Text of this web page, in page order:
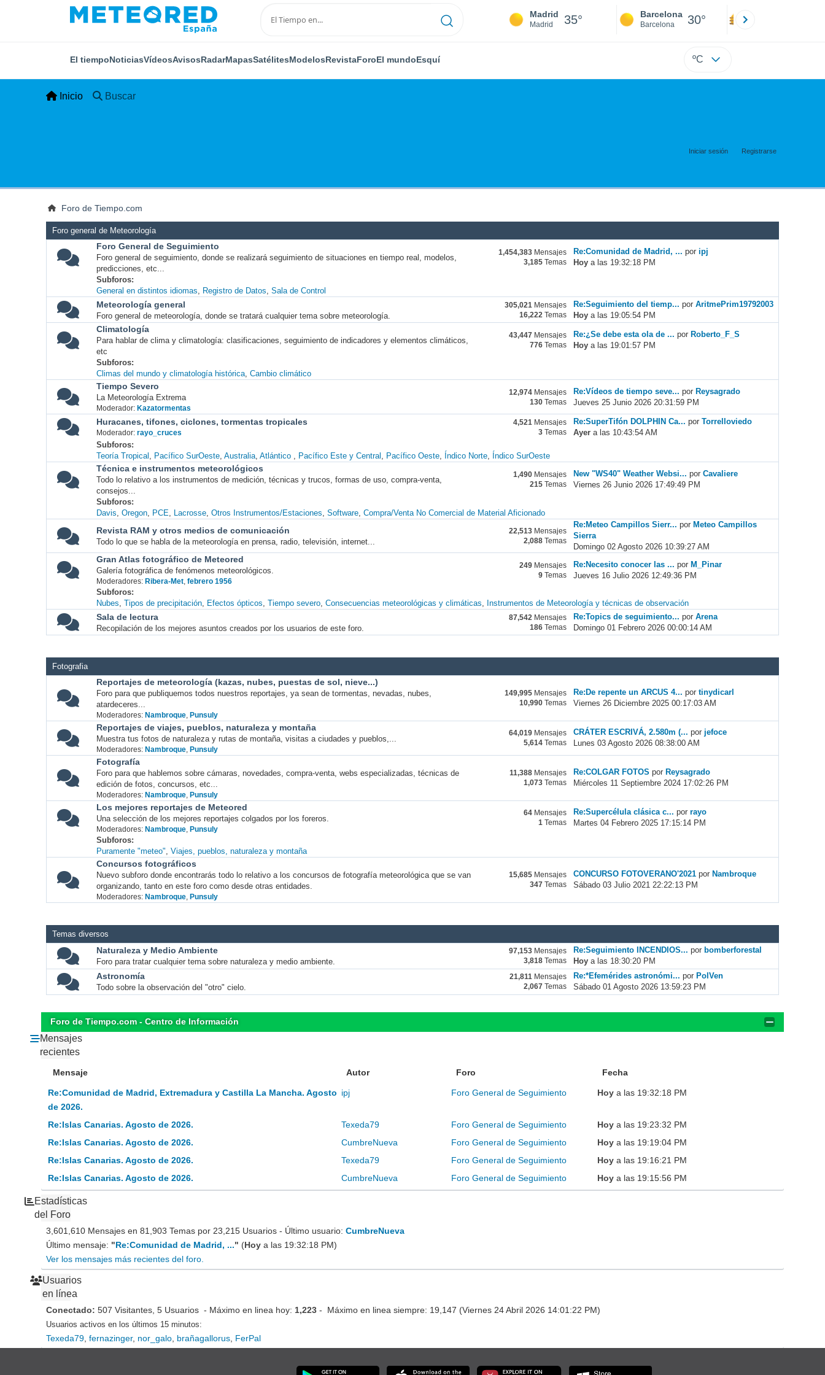
Madrid
Madrid 35° Barcelona
Barcelona 30°
El tiempoNoticiasVídeosAvisosRadarMapasSatélitesModelosRevistaForoEl mundoEsquí ºC
Inicio Buscar
Iniciar sesión Registrarse
Foro de Tiempo.com
Foro general de Meteorología
Foro General de Seguimiento
Foro general de seguimiento, donde se realizará seguimiento de situaciones en tiempo real, modelos,
predicciones, etc...
1,454,383 Mensajes
3,185 Temas
Re:Comunidad de Madrid, ... poripj
Hoy a las 19:32:18 PM
Subforos
General en distintos idiomas
Registro de Datos Sala de Control
Meteorología general
Foro general de meteorología, donde se tratará cualquier tema sobre meteorología.
305,021 Mensajes
16,222 Temas
Re:Seguimiento del tiemp... porAritmePrim19792003
Hoy a las 19:05:54 PM
Climatología
Para hablar de clima y climatología: clasificaciones, seguimiento de indicadores y elementos climáticos,
etc
43,447 Mensajes
776 Temas
Re:¿Se debe esta ola de ... por Roberto_F_S
Hoy a las 19:01:57 PM
Subforos
Climas del mundo y climatología histórica Cambio climático
Tiempo Severo
La Meteorología Extrema
Moderador: Kazatormentas
12,974 Mensajes
130 Temas
Re:Vídeos de tiempo seve... porReysagrado
Jueves 25 Junio 2026 20:31:59 PM
Huracanes, tifones, ciclones, tormentas tropicales
Moderador: rayo_cruces
4,521 Mensajes
3 Temas
Re:SuperTifón DOLPHIN Ca... porTorrelloviedo
Ayer a las 10:43:54 AM
Subforos
Teoría Tropical
Pacífico SurOeste Australia Atlántico Pacífico Este y Central Pacífico Oeste Índico Norte Índico SurOeste
Técnica e instrumentos meteorológicos
Todo lo relativo a los instrumentos de medición, técnicas y trucos, formas de uso, compra-venta,
consejos...
1,490 Mensajes
215 Temas
New "WS40" Weather Websi... porCavaliere
Viernes 26 Junio 2026 17:49:49 PM
Subforos
Davis Oregon PCE Lacrosse Otros Instrumentos/Estaciones Software Compra/Venta No Comercial de Material Aficionado
Revista RAM y otros medios de comunicación
Todo lo que se habla de la meteorología en prensa, radio, televisión, internet...
22,513 Mensajes
2,088 Temas
Re:Meteo Campillos Sierr... por Meteo Campillos
Sierra
Domingo 02 Agosto 2026 10:39:27 AM
Gran Atlas fotográfico de Meteored
Galería fotográfica de fenómenos meteorológicos.
Moderadores: Ribera-Met, febrero 1956
249 Mensajes
9 Temas
Re:Necesito conocer las ... porM_Pinar
Jueves 16 Julio 2026 12:49:36 PM
Subforos
Nubes Tipos de precipitación Efectos ópticos Tiempo severo Consecuencias meteorológicas y climáticas Instrumentos de Meteorología y técnicas de observación
Sala de lectura
Recopilación de los mejores asuntos creados por los usuarios de este foro.
87,542 Mensajes
186 Temas
Re:Topics de seguimiento... porArena
Domingo 01 Febrero 2026 00:00:14 AM
Fotografia
Reportajes de meteorología (kazas, nubes, puestas de sol, nieve...)
Foro para que publiquemos todos nuestros reportajes, ya sean de tormentas, nevadas, nubes,
atardeceres...
Moderadores: Nambroque, Punsuly
149,995 Mensajes
10,990 Temas
Re:De repente un ARCUS 4... portinydicarl
Viernes 26 Diciembre 2025 00:17:03 AM
Reportajes de viajes, pueblos, naturaleza y montaña
Muestra tus fotos de naturaleza y rutas de montaña, visitas a ciudades y pueblos,...
Moderadores: Nambroque, Punsuly
64,019 Mensajes
5,614 Temas
CRÁTER ESCRIVÁ, 2.580m (... por jefoce
Lunes 03 Agosto 2026 08:38:00 AM
Fotografía
Foro para que hablemos sobre cámaras, novedades, compra-venta, webs especializadas, técnicas de
edición de fotos, concursos, etc...
Moderadores: Nambroque, Punsuly
11,388 Mensajes
1,073 Temas
Re:COLGAR FOTOS por Reysagrado
Miércoles 11 Septiembre 2024 17:02:26 PM
Los mejores reportajes de Meteored
Una selección de los mejores reportajes colgados por los foreros.
Moderadores: Nambroque, Punsuly
64 Mensajes
1 Temas
Re:Supercélula clásica c... porrayo
Martes 04 Febrero 2025 17:15:14 PM
Subforos
Puramente "meteo" Viajes, pueblos, naturaleza y montaña
Concursos fotográficos
Nuevo subforo donde encontrarás todo lo relativo a los concursos de fotografía meteorológica que se van
organizando, tanto en este foro como desde otras entidades.
Moderadores: Nambroque, Punsuly
15,685 Mensajes
347
Temas
CONCURSO FOTOVERANO'2021 por Nambroque
Sábado 03 Julio 2021 22:22:13 PM
Temas diversos
Naturaleza y Medio Ambiente
Foro para tratar cualquier tema sobre naturaleza y medio ambiente.
97,153 Mensajes
3,818 Temas
Re:Seguimiento INCENDIOS... por bomberforestal
Hoy a las 18:30:20 PM
Astronomía
Todo sobre la observación del "otro" cielo.
21,811 Mensajes
2,067
Temas
Re:*Efemérides astronómi... por PolVen
Sábado 01 Agosto 2026 13:59:23 PM
Foro de Tiempo.com - Centro de Información
Mensajes
recientes
Mensaje Autor Foro Fecha
Re:Comunidad de Madrid, Extremadura y Castilla La Mancha. Agosto
de 2026.
ipj Foro General de Seguimiento Hoy a las 19:32:18 PM
Re:Islas Canarias. Agosto de 2026. Texeda79 Foro General de Seguimiento Hoy a las 19:23:32 PM
Re:Islas Canarias. Agosto de 2026.
CumbreNueva Foro General de Seguimiento Hoy a las 19:19:04 PM
Re:Islas Canarias. Agosto de 2026.
Texeda79 Foro General de Seguimiento Hoy a las 19:16:21 PM
Re:Islas Canarias. Agosto de 2026.
CumbreNueva Foro General de Seguimiento Hoy a las 19:15:56 PM
Estadísticas
del Foro
3,601,610 Mensajes en 81,903 Temas por 23,215 Usuarios - Último usuario:CumbreNueva
Último mensaje: "Re:Comunidad de Madrid, ..." (Hoy a las 19:32:18 PM)
Ver los mensajes más recientes del foro.
Usuarios
en línea
Conectado:507 Visitantes, 5 Usuarios - Máximo en linea hoy: 1,223 - Máximo en linea siempre: 19,147 (Viernes 24 Abril 2026 14:01:22 PM)
Usuarios activos en los últimos 15 minutos:
Texeda79 ,fernazinger, nor_galo brañagallorus FerPal